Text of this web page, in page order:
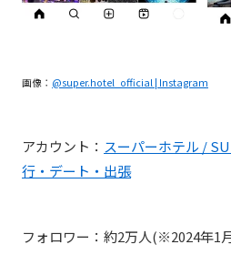
画像： @super.hotel_official | Instagram
アカウント： スーパーホテル /
行・デート・出張
フォロワー：約2万人(※2024年1